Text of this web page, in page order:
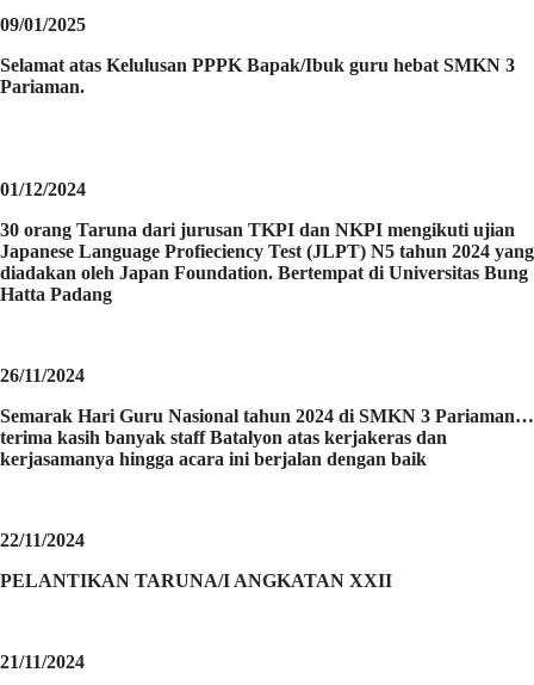
09/01/2025
Selamat atas Kelulusan PPPK Bapak/Ibuk guru hebat SMKN 3
Pariaman.
01/12/2024
30 orang Taruna dari jurusan TKPI dan NKPI mengikuti ujian
Japanese Language Profieciency Test (JLPT) N5 tahun 2024 yang
diadakan oleh Japan Foundation. Bertempat di Universitas Bung
Hatta Padang
26/11/2024
Semarak Hari Guru Nasional tahun 2024 di SMKN 3 Pariaman…
terima kasih banyak staff Batalyon atas kerjakeras dan
kerjasamanya hingga acara ini berjalan dengan baik
22/11/2024
PELANTIKAN TARUNA/I ANGKATAN XXII
21/11/2024